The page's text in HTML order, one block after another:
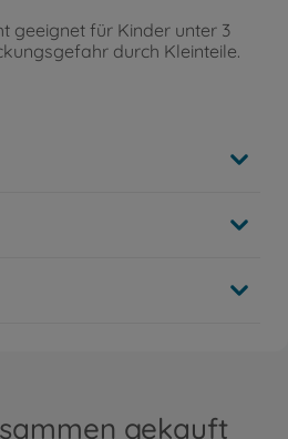
geeignet für Kinder unter 3
durch Kleinteile.
gekauft